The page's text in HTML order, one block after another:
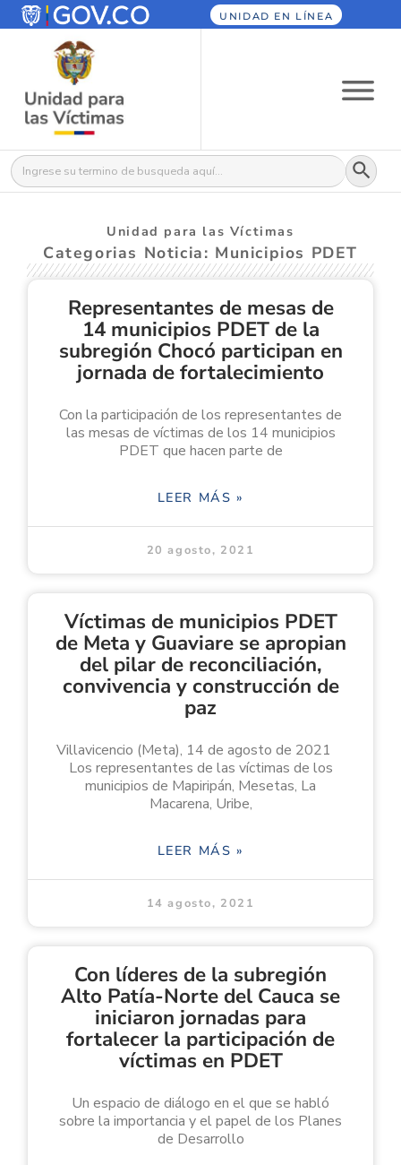
UNIDAD EN LÍNEA
Buscar: Botón
Unidad para las Víctimas
Categorias Noticia: Municipios PDET
Representantes de mesas de
14 municipios PDET de la
subregión Chocó participan en
jornada de fortalecimiento
Con la participación de los representantes de
las mesas de víctimas de los 14 municipios
PDET que hacen parte de
LEER MÁS »
20 agosto, 2021
Víctimas de municipios PDET
de Meta y Guaviare se apropian
del pilar de reconciliación,
convivencia y construcción de
paz
Villavicencio (Meta), 14 de agosto de 2021
Los representantes de las víctimas de los
municipios de Mapiripán, Mesetas, La
Macarena, Uribe,
LEER MÁS »
14 agosto, 2021
Con líderes de la subregión
Alto Patía-Norte del Cauca se
iniciaron jornadas para
fortalecer la participación de
víctimas en PDET
Un espacio de diálogo en el que se habló
sobre la importancia y el papel de los Planes
de Desarrollo